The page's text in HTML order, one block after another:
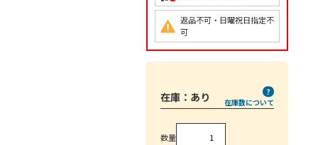
返品不可・日曜祝日指定不
可
在庫： あり 在庫数について
数量